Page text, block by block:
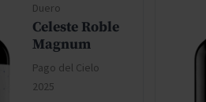
Duero
Celeste Roble
Magnum
Pago del Cielo
2025